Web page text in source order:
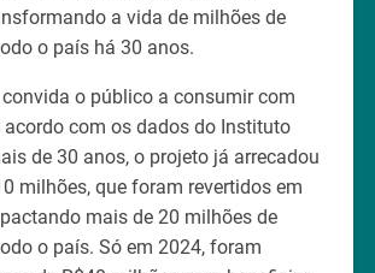
a vida de milhões de
o país há 30 anos.
convida o público a consumir com
acordo com os dados do Instituto
de 30 anos, o projeto já arrecadou
milhões, que foram revertidos em
mais de 20 milhões de
o país. Só em 2024, foram